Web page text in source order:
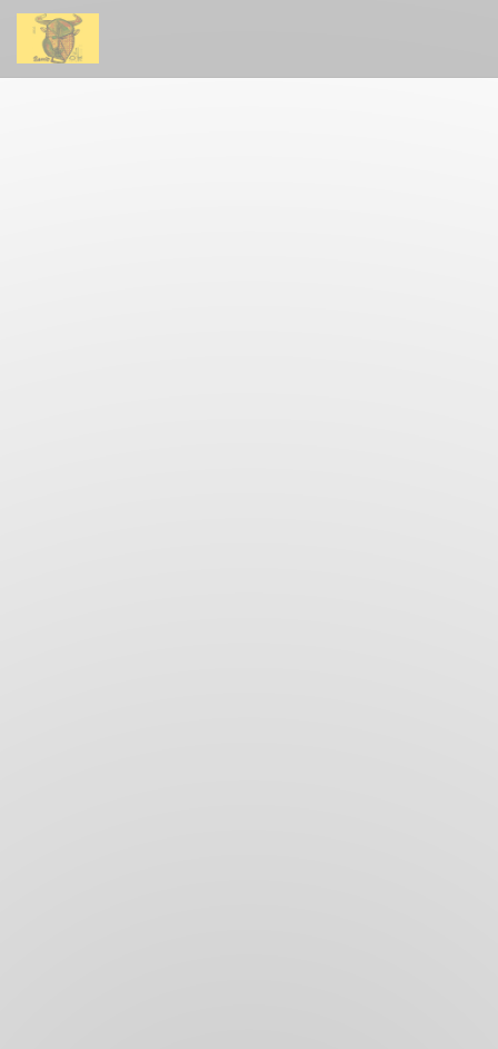
Personnalisation de vos choix en matière de cookies